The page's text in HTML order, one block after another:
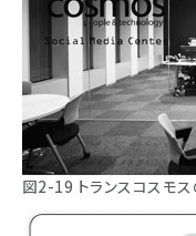
図2-19 トランスコスモス